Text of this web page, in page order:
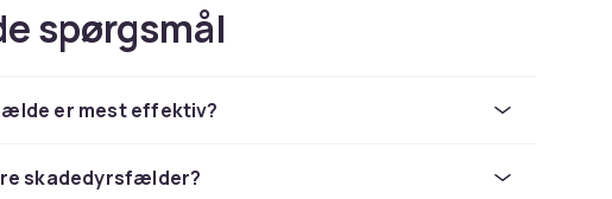
med andre metoder
du bruge fælder sammen med
og
døren.
spørgsmål
er mest effektiv?
skadedyrsfælder?